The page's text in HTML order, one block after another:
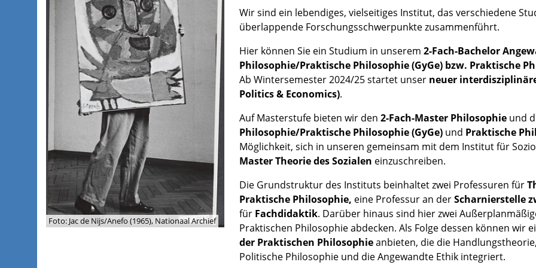
Foto: Jac de Nijs/Anefo (1965), Nationaal Archief
Wir sind ein lebendiges, vielseitiges Institut, das verschiedene
überlappende Forschungsschwerpunkte zusammenführt.
Hier können Sie ein Studium in unserem 2-Fach-Bachelor
Philosophie/Praktische Philosophie (GyGe) bzw. Praktische
Ab Wintersemester 2024/25 startet unser neuer
Politics & Economics).
Auf Masterstufe bieten wir den 2-Fach-Master Philosophieund
Philosophie/Praktische Philosophie (GyGe) und Praktische
Möglichkeit, sich in unseren gemeinsam mit dem Institut für
Master Theorie des Sozialen einzuschreiben.
Die Grundstruktur des Instituts beinhaltet zwei Professuren für
Praktische Philosophie, eine Professur an derScharnierstelle
für Fachdidaktik. Darüber hinaus sind hier zwei
Praktischen Philosophie abdecken. Als Folge dessen können wir
der Praktischen Philosophieanbieten, die die
Politische Philosophie und die Angewandte Ethik integriert.